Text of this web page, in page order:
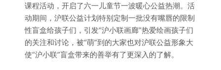
课程活动，开启了六一儿童节一波暖心公益热潮。活
动期间，沪联公益计划特别定制一批没有嘴唇的限制
性盲盒给孩子们，引发“沪小联画廊”热爱绘画孩子们
的关注和讨论，被“萌”到的大家也对沪联公益形象大
使“沪小联”盲盒带来的善举有了更深入的了解。